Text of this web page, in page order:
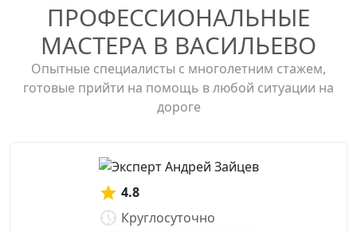
ПРОФЕССИОНАЛЬНЫЕ
МАСТЕРА В ВАСИЛЬЕВО
Опытные специалисты с многолетним стажем,
готовые прийти на помощь в любой ситуации на
дороге
4.8
Круглосуточно